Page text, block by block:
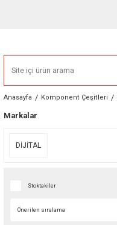
Anasayfa Komponent Çeşitleri
Markalar
DİJİTAL
Stoktakiler